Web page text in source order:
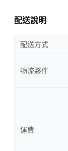
配送說明
配送方式
物流夥伴
運費